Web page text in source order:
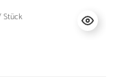
Stück